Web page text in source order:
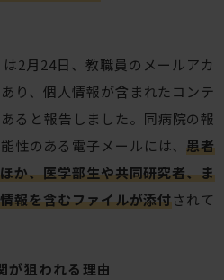
2月24日、教職員のメールアカ
り、個人情報が含まれたコンテ
ると報告しました。同病院の報
性のある電子メールには、患者
か、医学部生や共同研究者、ま
報を含むファイルが添付されて
が狙われる理由